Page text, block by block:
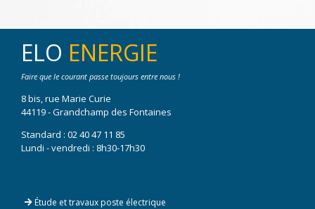
ELO ENERGIE
Faire que le courant passe toujours entre nous !
8 bis, rue Marie Curie
44119 - Grandchamp des Fontaines
Standard : 02 40 47 11 85
Lundi - vendredi : 8h30-17h30
Étude et travaux poste électrique